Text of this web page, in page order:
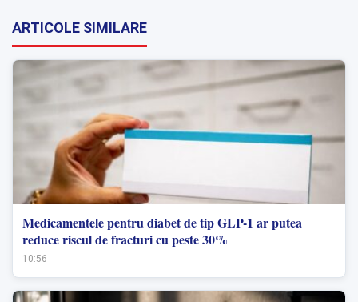
ARTICOLE SIMILARE
Medicamentele pentru diabet de tip GLP-1 ar putea
reduce riscul de fracturi cu peste 30%
10:56